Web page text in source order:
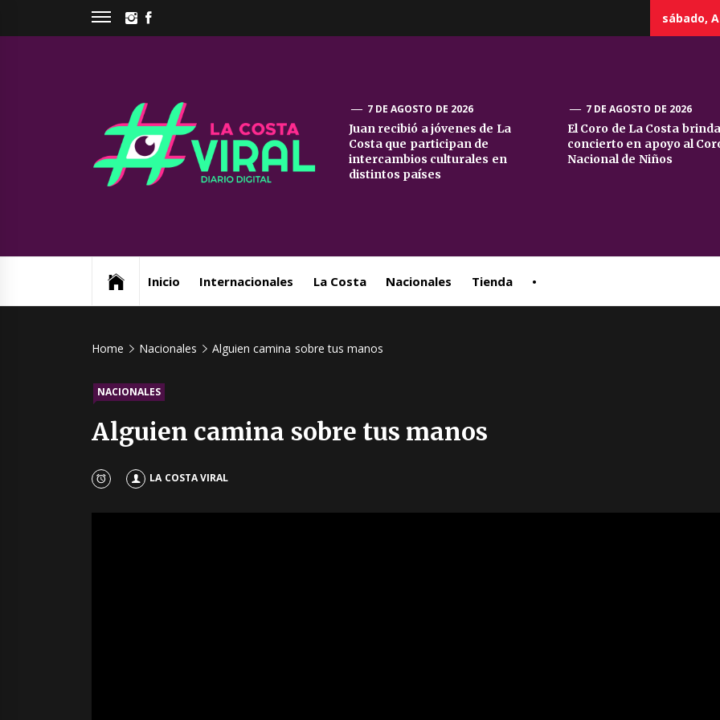
INSTAGRAM
sábado,
La
Costa
7 DE AGOSTO DE 2026
Juan recibió a jóvenes de La
Costa que participan de
intercambios culturales en
distintos países
7 DE AGOSTO DE 2026
El Coro de La Costa
concierto en apoyo al
Nacional de Niños
Inicio Internacionales La Costa Nacionales Tienda •
Home Nacionales Alguien camina sobre tus manos
NACIONALES
Alguien camina sobre tus manos
LA COSTA VIRAL